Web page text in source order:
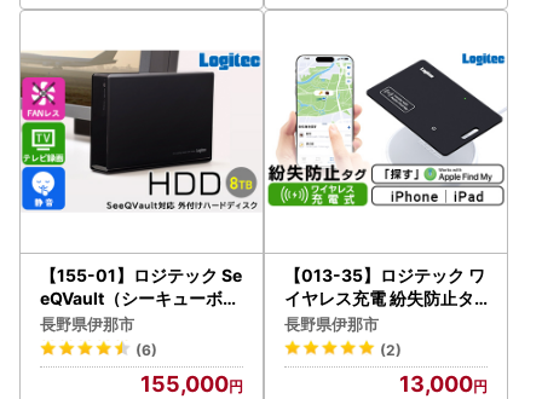
【155-01】ロジテック Se
eQVault（シーキューボル
ト）対応 テレビ録画用 3.5
インチ 外付けハードディ
スク 8TB【LHD-ENB080
長野県伊那市
(6)
155,000
【013-35】ロジテック ワ
イヤレス充電 紛失防止タ
グ カード型 LGT-LWCST
CW01DB
長野県伊那市
(2)
13,000